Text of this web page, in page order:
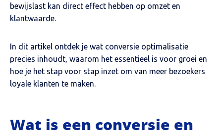
bewijslast kan direct effect hebben op omzet en
klantwaarde.
In dit artikel ontdek je wat conversie optimalisatie
precies inhoudt, waarom het essentieel is voor groei en
hoe je het stap voor stap inzet om van meer bezoekers
loyale klanten te maken.
Wat is een conversie en